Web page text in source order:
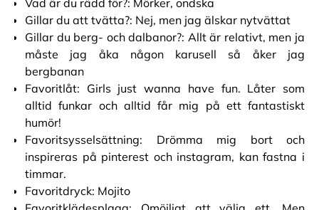
Vad är du rädd för?: Mörker, ondska
Gillar du att tvätta?: Nej, men jag älskar nytvättat
Gillar du berg- och dalbanor?: Allt är relativt, men ja
måste jag åka någon karusell så åker jag
bergbanan
Favoritlåt: Girls just wanna have fun. Låter som
alltid funkar och alltid får mig på ett fantastiskt
humör!
Favoritsysselsättning: Drömma mig bort och
inspireras på pinterest och instagram, kan fastna i
timmar.
Favoritdryck: Mojito